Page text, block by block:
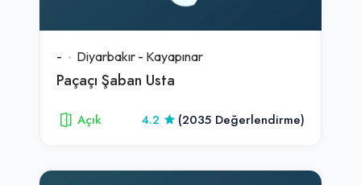
- Diyarbakır - Kayapınar
Paçaçı Şaban Usta
Açık 4.2 (2035 Değerlendirme)